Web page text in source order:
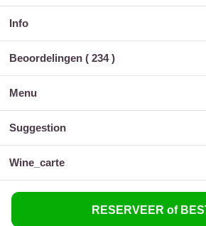
Info
Beoordelingen ( 234)
menu
suggestion
wine_carte
RESERVEER of